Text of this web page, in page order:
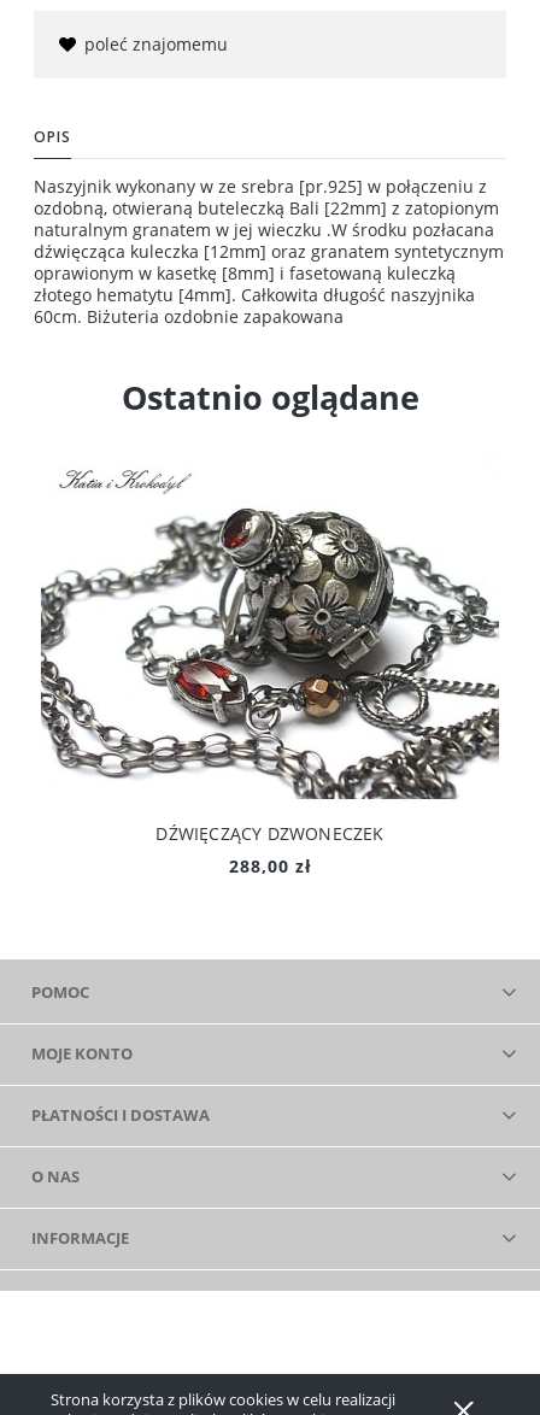
Strona korzysta z plików cookies w celu realizacji
poleć znajomemu
OPIS
Naszyjnik wykonany w ze srebra [pr.925] w połączeniu z
ozdobną, otwieraną buteleczką Bali [22mm] z zatopionym
naturalnym granatem w jej wieczku .W środku pozłacana
dźwięcząca kuleczka [12mm] oraz granatem syntetycznym
oprawionym w kasetkę [8mm] i fasetowaną kuleczką
złotego hematytu [4mm]. Całkowita długość naszyjnika
60cm. Biżuteria ozdobnie zapakowana
Ostatnio oglądane
DŹWIĘCZĄCY DZWONECZEK
288,00 zł
POMOC
MOJE KONTO
PŁATNOŚCI I DOSTAWA
O NAS
INFORMACJE